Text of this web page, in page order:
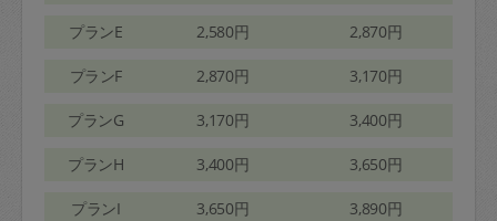
プランE 2,580円 2,870円
プランF 2,870円 3,170円
プランG 3,170円 3,400円
プランH 3,400円 3,650円
プランI 3,650円 3,890円